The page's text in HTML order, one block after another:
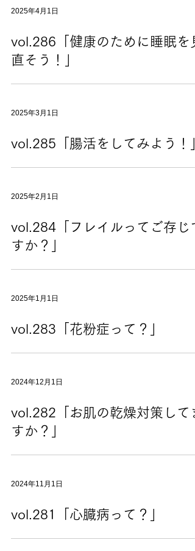
2025年4月1日
vol.286「健康のために睡眠を
直そう！」
2025年3月1日
vol.285「腸活をしてみよう！
2025年2月1日
vol.284「フレイルってご存じ
すか？」
2025年1月1日
vol.283「花粉症って？」
2024年12月1日
vol.282「お肌の乾燥対策して
すか？」
2024年11月1日
vol.281「心臓病って？」